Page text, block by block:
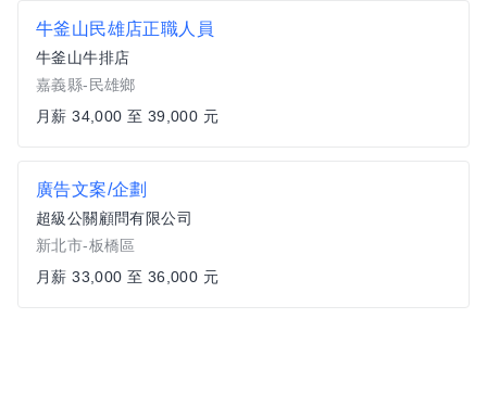
牛釜山民雄店正職人員
牛釜山牛排店
嘉義縣-民雄鄉
月薪 34,000 至 39,000 元
廣告文案/企劃
超級公關顧問有限公司
新北市-板橋區
月薪 33,000 至 36,000 元